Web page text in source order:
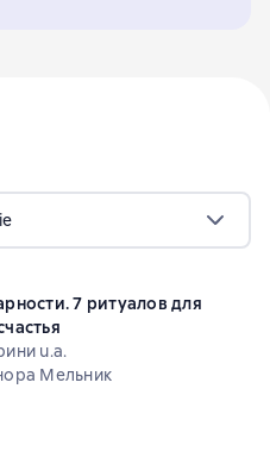
7 ритуалов для
u.a.
Мельник
рейтинг 5 на основе 3 оценок